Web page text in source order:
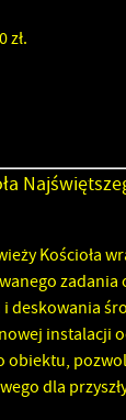
zł.
Kościoła
deskowania
instalacji
dla